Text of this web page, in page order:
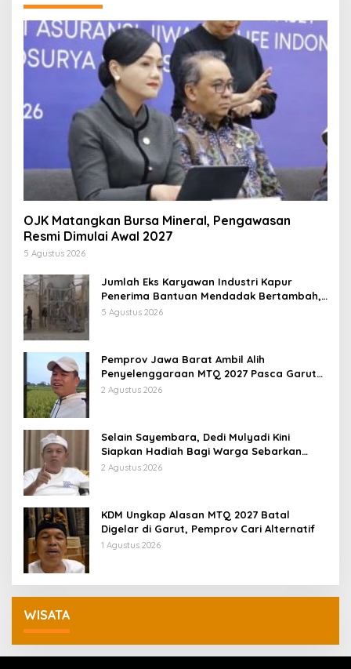
OJK Matangkan Bursa Mineral, Pengawasan
Resmi Dimulai Awal 2027
5 Agustus 2026
Jumlah Eks Karyawan Industri Kapur
Penerima Bantuan Mendadak Bertambah,
KDM: Kita Identifikasi
5 Agustus 2026
Pemprov Jawa Barat Ambil Alih
Penyelenggaraan MTQ 2027 Pasca Garut
Mundur Jadi Tuan Rumah
2 Agustus 2026
Selain Sayembara, Dedi Mulyadi Kini
Siapkan Hadiah Bagi Warga Sebarkan
Lokasi Penjualan Narkotika
2 Agustus 2026
KDM Ungkap Alasan MTQ 2027 Batal
Digelar di Garut, Pemprov Cari Alternatif
1 Agustus 2026
WISATA